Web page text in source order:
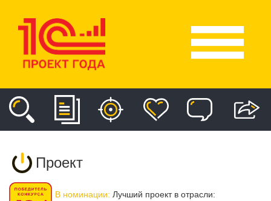
Проект
В номинации: Лучший проект в отрасли: